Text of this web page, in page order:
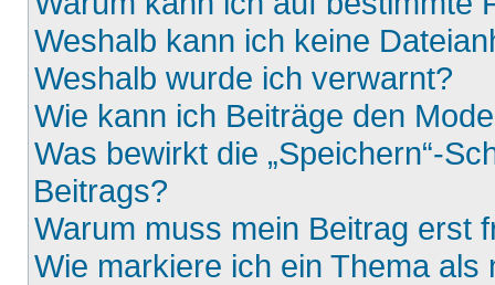
Weshalb kann ich keine
Weshalb wurde ich verwarnt?
Wie kann ich Beiträge den
Was bewirkt die „Speichern“-
Beitrags?
Warum muss mein Beitrag erst
Wie markiere ich ein Thema als